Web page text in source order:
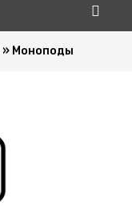
» Моноподы